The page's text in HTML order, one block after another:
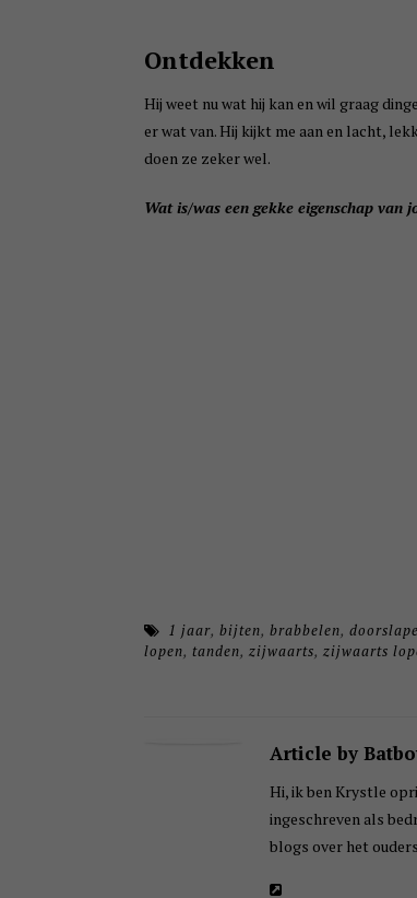
Ontdekken
Hij weet nu wat hij kan en wil graag
er wat van. Hij kijkt me aan en lacht,
doen ze zeker wel.
Wat is/was een gekke eigenschap van
1 jaar,bijten,brabbelen,
lopen, tanden, zijwaarts, zijwaarts
Article by
Hi, ik ben Krystle
ingeschreven als
blogs over het